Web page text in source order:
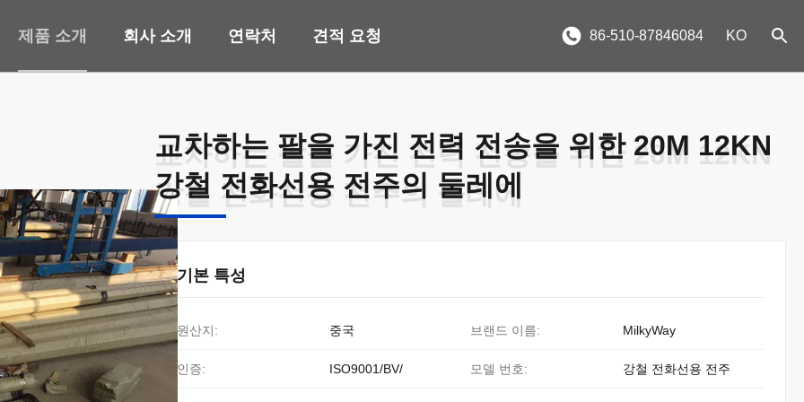
제품 소개 회사 소개 연락처 견적 요청 86-510-87846084 KO
교차하는 팔을 가진 전력 전송을 위한 20M 12KN
강철 전화선용 전주의 둘레에
교차하는 팔을 가진 전력 전송을 위한 20M 12KN
강철 전화선용 전주의 둘레에
기본 특성
원산지: 중국 브랜드 이름: MilkyWay
인증: ISO9001/BV/ 모델 번호: 강철 전화선용 전주